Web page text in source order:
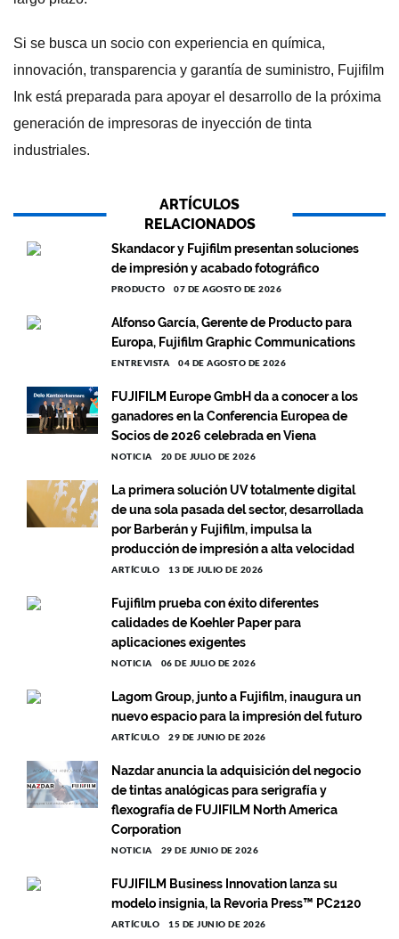
Si se busca un socio con experiencia en química,
innovación, transparencia y garantía de suministro, Fujifilm
Ink está preparada para apoyar el desarrollo de la próxima
generación de impresoras de inyección de tinta
industriales.
ARTÍCULOS
RELACIONADOS
Skandacor y Fujifilm presentan soluciones
de impresión y acabado fotográfico
PRODUCTO 07 DE AGOSTO DE 2026
Alfonso García, Gerente de Producto para
Europa, Fujifilm Graphic Communications
ENTREVISTA 04 DE AGOSTO DE 2026
FUJIFILM Europe GmbH da a conocer a los
ganadores en la Conferencia Europea de
Socios de 2026 celebrada en Viena
NOTICIA 20 DE JULIO DE 2026
La primera solución UV totalmente digital
de una sola pasada del sector, desarrollada
por Barberán y Fujifilm, impulsa la
producción de impresión a alta velocidad
ARTÍCULO 13 DE JULIO DE 2026
Fujifilm prueba con éxito diferentes
calidades de Koehler Paper para
aplicaciones exigentes
NOTICIA 06 DE JULIO DE 2026
Lagom Group, junto a Fujifilm, inaugura un
nuevo espacio para la impresión del futuro
ARTÍCULO 29 DE JUNIO DE 2026
Nazdar anuncia la adquisición del negocio
de tintas analógicas para serigrafía y
flexografía de FUJIFILM North America
Corporation
NOTICIA 29 DE JUNIO DE 2026
FUJIFILM Business Innovation lanza su
modelo insignia, la Revoria Press™ PC2120
ARTÍCULO 15 DE JUNIO DE 2026